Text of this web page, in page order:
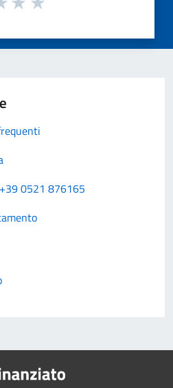
0521 876165